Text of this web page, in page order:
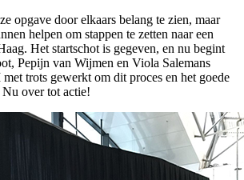
opgave door elkaars belang te zien, maar
helpen om stappen te zetten naar een
Het startschot is gegeven, en nu begint
Pepijn van Wijmen en Viola Salemans
trots gewerkt om dit proces en het goede
over tot actie!